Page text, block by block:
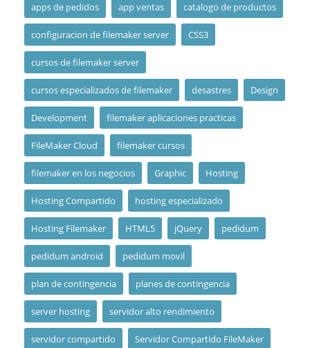
apps de pedidos app ventas catalogo de productos
configuracion de filemaker server CSS3
cursos de filemaker server
cursos especializados de filemaker desastres Design
Development filemaker aplicaciones practicas
FileMaker Cloud filemaker cursos
filemaker en los negocios Graphic Hosting
Hosting Compartido hosting especializado
Hosting Filemaker HTML5 jQuery pedidum
pedidum android pedidum movil
plan de contingencia planes de contingencia
server hosting servidor alto rendimiento
servidor compartido Servidor Compartido FileMaker